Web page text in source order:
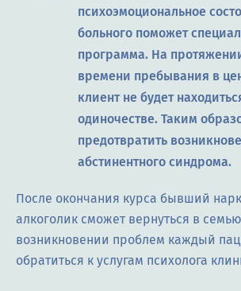
психоэмоциональное
больного поможет
программа. На
времени пребывания в
клиент не будет
одиночестве. Таким
предотвратить
абстинентного синдрома.
После окончания курса бывший
алкоголик сможет вернуться в
возникновении проблем каждый
обратиться к услугам психолога